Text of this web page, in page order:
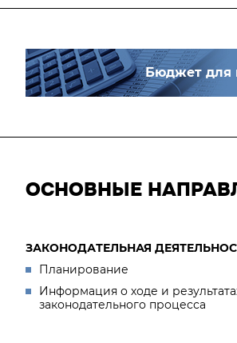
Бюджет для
ОСНОВНЫЕ
ЗАКОНОДАТЕЛЬНАЯ
Планирование
Информация о ходе и
законодательного процесса